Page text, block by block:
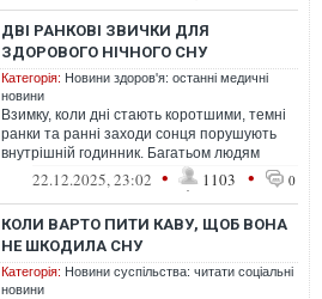
ДВІ РАНКОВІ ЗВИЧКИ ДЛЯ
ЗДОРОВОГО НІЧНОГО СНУ
Категорія: Новини здоров'я: останні медичні
новини
Взимку, коли дні стають коротшими, темні
ранки та ранні заходи сонця порушують
внутрішній годинник. Багатьом людям
засинати стає складніше, а прокидат...
22.12.2025, 23:02 • 1103 • 0
КОЛИ ВАРТО ПИТИ КАВУ, ЩОБ ВОНА
НЕ ШКОДИЛА СНУ
Категорія: Новини суспільства: читати соціальні
новини